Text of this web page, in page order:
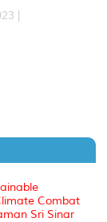
|
Combat
Sri Sinar